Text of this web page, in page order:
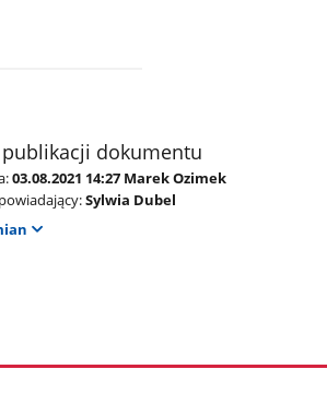
dokumentu
03.08.2021 14:27 Marek Ozimek
Sylwia Dubel